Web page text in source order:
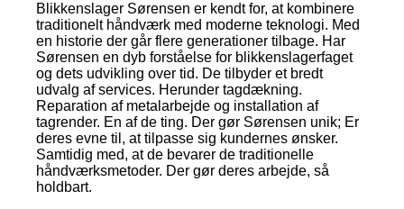
Blikkenslager Sørensen er kendt for, at kombinere
traditionelt håndværk med moderne teknologi. Med
en historie der går flere generationer tilbage. Har
Sørensen en dyb forståelse for blikkenslagerfaget
og dets udvikling over tid. De tilbyder et bredt
udvalg af services. Herunder tagdækning.
Reparation af metalarbejde og installation af
tagrender. En af de ting. Der gør Sørensen unik; Er
deres evne til, at tilpasse sig kundernes ønsker.
Samtidig med, at de bevarer de traditionelle
håndværksmetoder. Der gør deres arbejde, så
holdbart.